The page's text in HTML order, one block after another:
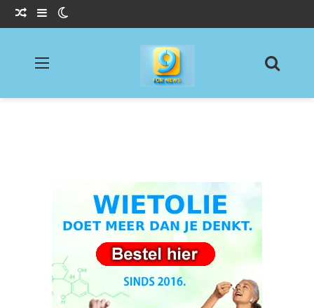
Willekeurig Artikel
Sidebar